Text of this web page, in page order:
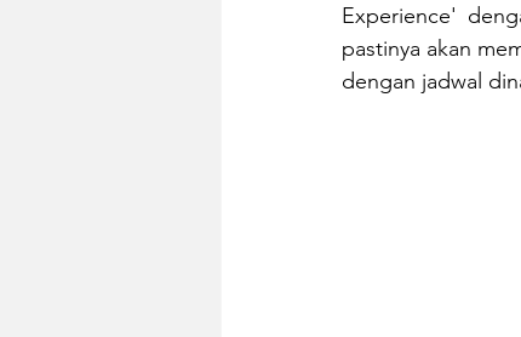
Experience'
pastinya akan
dengan jadwal